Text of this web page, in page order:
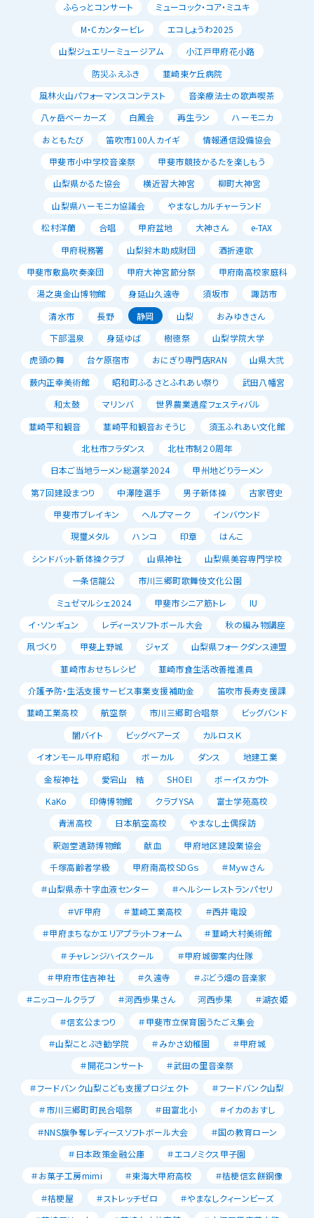
ふらっとコンサート
ミューコック・コア・ミユキ
M・Cカンタービレ
エコしょうわ2025
山梨ジュエリーミュージアム
小江戸甲府花小路
防災ふえふき
韮崎東ケ丘病院
風林火山パフォーマンスコンテスト
音楽療法士の歌声喫茶
八ヶ岳ベーカーズ
白鳳会 再生ラン
ハーモニカ
おともたび
笛吹市100人カイギ
情報通信設備協会
甲斐市小中学校音楽祭
甲斐市競技かるたを楽しもう
山梨県かるた協会
横近習大神宮
柳町大神宮
山梨県ハーモニカ協議会
やまなしカルチャーランド
松村洋蘭
合唱 甲府盆地 大神さん
e-TAX
甲府税務署
山梨鈴木助成財団
酒折連歌
甲斐市敷島吹奏楽団
甲府大神宮節分祭
甲府南高校家庭科
湯之奥金山博物館
身延山久遠寺 須坂市
諏訪市
清水市
長野 静岡 山梨
おみゆきさん
下部温泉
身延ゆば 樹徳祭
山梨学院大学
虎頭の舞
台ケ原宿市 おにぎり専門店RAN
山県大弐
薮内正幸美術館
昭和町ふるさとふれあい祭り
武田八幡宮
和太鼓
マリンバ
世界農業遺産フェスティバル
韮崎平和観音
韮崎平和観音おそうじ
須玉ふれあい文化館
北杜市フラダンス
北杜市制２０周年
日本ご当地ラーメン総選挙2024
甲州地どりラーメン
第７回建設まつり
中澤陸選手 男子新体操
古家啓史
甲斐市ブレイキン
ヘルプマーク
インバウンド
現璽メタル
ハンコ 印章
はんこ
シンドバット新体操クラブ
山県神社
山梨県美容専門学校
一条信龍公
市川三郷町歌舞伎文化公園
ミュゼマルシェ2024
甲斐市シニア筋トレ
IU
イ･ソンギュン
レディースソフトボール大会
秋の編み物講座
凧づくり
甲斐上野城 ジャズ
山梨県フォークダンス連盟
韮崎市おせちレシピ
韮崎市食生活改善推進員
介護予防・生活支援サービス事業支援補助金
笛吹市長寿支援課
韮崎工業高校
航空祭 市川三郷町合唱祭
ビッグバンド
闇バイト
ビッグベアーズ
カルロスＫ
イオンモール甲府昭和
ボーカル ダンス
地建工業
金桜神社
愛宕山 結 SHOEI
ボーイスカウト
KaKo
印傳博物館 クラブYSA
富士学苑高校
青洲高校
日本航空高校
やまなし土偶探訪
釈迦堂遺跡博物館
献血
甲府地区建設業協会
千塚高齢者学級
甲府南高校SDGｓ
＃Mｙwさん
＃山梨県赤十字血液センター
＃ヘルシーレストランパセリ
＃VF甲府
＃韮崎工業高校
＃西井電設
＃甲府まちなかエリアプラットフォーム
＃韮崎大村美術館
＃チャレンジハイスクール
＃甲府城御案内仕隊
＃甲府市住吉神社
＃久遠寺
＃ぶどう畑の音楽家
＃ニッコールクラブ
＃河西歩果さん 河西歩果
＃湖衣姫
＃信玄公まつり
＃甲斐市立保育園うたごえ集会
＃山梨ことぶき勧学院
＃みかさ幼稚園
＃甲府城
＃開花コンサート
＃武田の里音楽祭
＃フードバンク山梨こども支援プロジェクト
＃フードバンク山梨
＃市川三郷町町民合唱祭
＃田富北小
＃イカのおすし
＃NNS旗争奪レディースソフトボール大会
＃国の教育ローン
＃日本政策金融公庫
＃エコノミクス甲子園
＃お菓子工房mimi
＃東海大甲府高校
＃桔梗信玄餅銅像
＃桔梗屋
＃ストレッチゼロ
＃やまなしクィーンビーズ